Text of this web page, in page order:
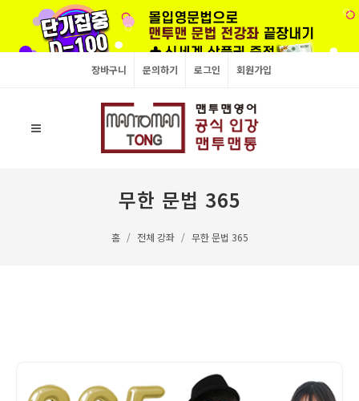
장바구니 문의하기 로그인 회원가입
무한 문법 365
홈 전체 강좌 무한 문법 365